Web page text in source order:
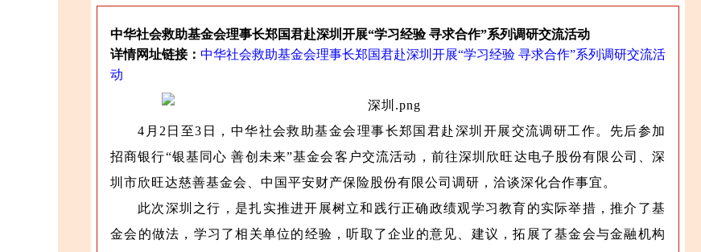
中华社会救助基金会理事长郑国君赴深圳开展“学习经验 寻求合作”系列调研交流活动
详情网址链接： 中华社会救助基金会理事长郑国君赴深圳开展“学习经验 寻求合作”系列调研交流活
动
4月2日至3日，中华社会救助基金会理事长郑国君赴深圳开展交流调研工作。先后参加
招商银行“银基同心 善创未来”基金会客户交流活动，前往深圳欣旺达电子股份有限公司、深
圳市欣旺达慈善基金会、中国平安财产保险股份有限公司调研，洽谈深化合作事宜。
此次深圳之行，是扎实推进开展树立和践行正确政绩观学习教育的实际举措，推介了基
金会的做法，学习了相关单位的经验，听取了企业的意见、建议，拓展了基金会与金融机构